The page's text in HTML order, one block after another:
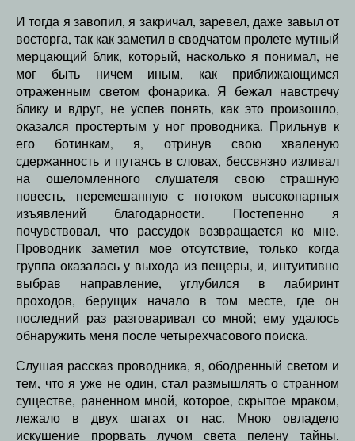
И тогда я завопил, я закричал, заревел, даже завыл от
восторга, так как заметил в сводчатом пролете мутный
мерцающий блик, который, насколько я понимал, не
мог быть ничем иным, как приближающимся
отраженным светом фонарика. Я бежал навстречу
блику и вдруг, не успев понять, как это произошло,
оказался простертым у ног проводника. Прильнув к
его ботинкам, я, отринув свою хваленую
сдержанность и путаясь в словах, бессвязно изливал
на ошеломленного слушателя свою страшную
повесть, перемешанную с потоком высокопарных
изъявлений благодарности. Постепенно я
почувствовал, что рассудок возвращается ко мне.
Проводник заметил мое отсутствие, только когда
группа оказалась у выхода из пещеры, и, интуитивно
выбрав направление, углубился в лабиринт
проходов, берущих начало в том месте, где он
последний раз разговаривал со мной; ему удалось
обнаружить меня после четырехчасового поиска.
Слушая рассказ проводника, я, ободренный светом и
тем, что я уже не один, стал размышлять о странном
существе, раненном мной, которое, скрытое мраком,
лежало в двух шагах от нас. Мною овладело
искушение прорвать лучом света пелену тайны,